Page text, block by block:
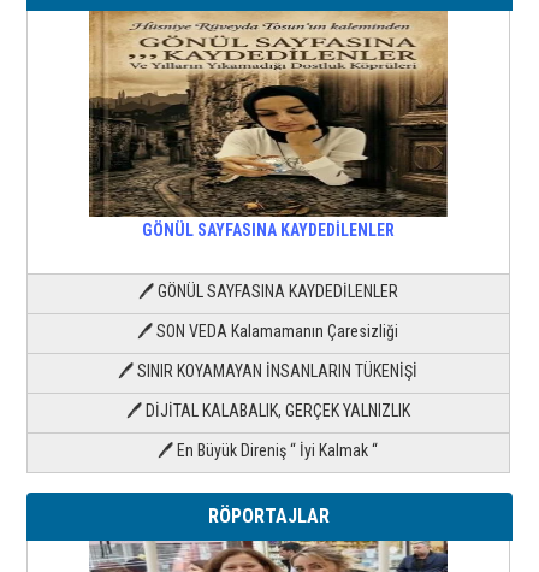
GÖNÜL SAYFASINA KAYDEDİLENLER
🖊 GÖNÜL SAYFASINA KAYDEDİLENLER
🖊 SON VEDA Kalamamanın Çaresizliği
🖊 SINIR KOYAMAYAN İNSANLARIN TÜKENİŞİ
🖊 DİJİTAL KALABALIK, GERÇEK YALNIZLIK
🖊 En Büyük Direniş “ İyi Kalmak “
RÖPORTAJLAR